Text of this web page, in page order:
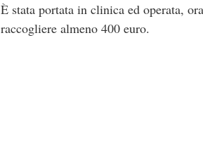
È stata portata in clinica ed operata,
raccogliere almeno 400 euro.